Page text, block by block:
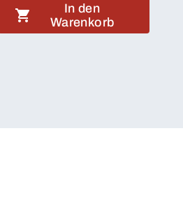
In den
Warenkorb